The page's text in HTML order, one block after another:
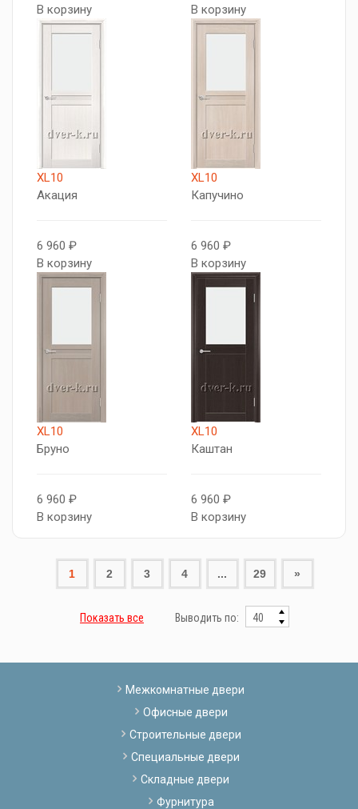
В корзину
В корзину
XL10
Акация
6 960 ₽
В корзину
XL10
Капучино
6 960 ₽
В корзину
XL10
Бруно
6 960 ₽
В корзину
XL10
Каштан
6 960 ₽
В корзину
1 2 3 4 ... 29 »
Показать все Выводить по:
Межкомнатные двери
Офисные двери
Строительные двери
Специальные двери
Складные двери
Фурнитура